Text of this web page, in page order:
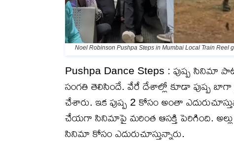
Noel Robinson Pushpa Steps in Mumbai Local Train Reel
Pushpa Dance Steps : పుష్ప సినిమా
సంగతి తెలిసిందే. వేరే దేశాల్లో కూడా పుష్ప బాగా
చేశారు. ఇక పుష్ప 2 కోసం అంతా
చేయగా సినిమాపై మరింత ఆసక్తి పెరిగింది. అల్లు
సినిమా కోసం ఎదురుచూస్తున్నారు.